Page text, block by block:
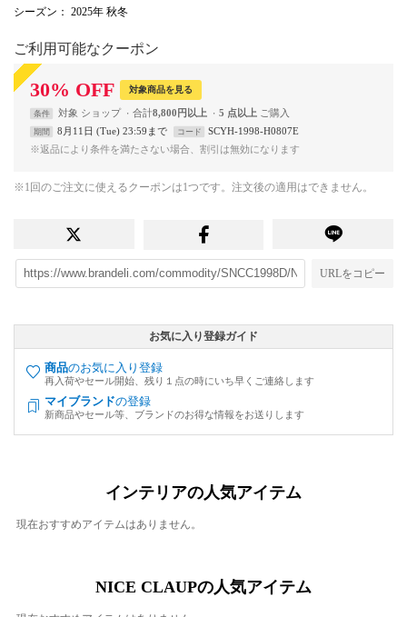
シーズン ： 2025年 秋冬
ご利用可能なクーポン
30% OFF 対象商品を見る
条件 対象 ショップ 合計8,800円以上 5 点以上
期間 8月11日 (Tue) 23:59まで コード
SCYH-1998-H0807E
※返品により条件を満たさない場合、割引は無効になります
※1回のご注文に使えるクーポンは1つです。注文後の適用はできません。
URLをコピー
お気に入り登録ガイド
商品のお気に入り登録
再入荷やセール開始、残り１点の時にいち早くご連絡します
マイブランドの登録
新商品やセール等、ブランドのお得な情報をお送りします
インテリアの人気アイテム
現在おすすめアイテムはありません。
NICE CLAUPの人気アイテム